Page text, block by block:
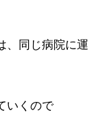
、同じ病院に運
いくので